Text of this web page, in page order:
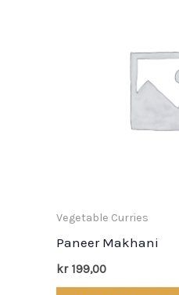
Vegetable Curries
Paneer Makhani
kr199,00